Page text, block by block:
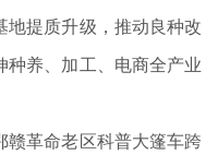
地提质升级，推动良种改
种养、加工、电商全产业
革命老区科普大篷车跨